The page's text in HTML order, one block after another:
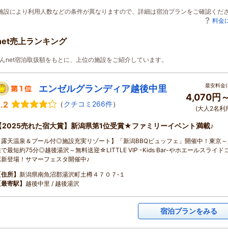
により利用人数などの条件が異なりますので、詳細は宿泊プランをご確認くださ
料金
売上ランキング
宿泊取扱額をもとに、上位の施設をご紹介しています。
エンゼルグランディア越後中里
（クチコミ266件）
最安料金
4,070円～
(大人2名利
2025売れた宿大賞】新潟県第1位受賞★ファミリーイベント満載♪
天温泉＆プール付◎施設充実リゾート】「新潟BBQビュッフェ」開催中！東京
で最短約75分◎越後湯沢～無料送迎☆LITTLE VIP -Kids Bar-やホエールスライド
登場！サマーフェスタ開催中♪
所】 新潟県南魚沼郡湯沢町土樽４７０７‐１
寄駅】 越後中里 / 越後湯沢
宿泊プランをみる